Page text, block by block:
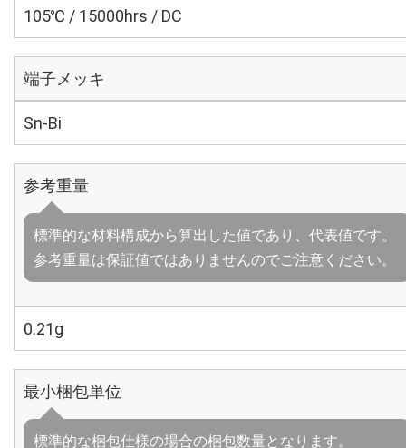
105℃ / 15000hrs / DC
端子メッキ
Sn-Bi
参考重量
標準的な材料構成から算出した値であり、代表値です。
参考重量は保証値ではありませんのでご注意ください。
0.21g
最小梱包単位
標準的な梱包仕様の場合の梱包数量となります。